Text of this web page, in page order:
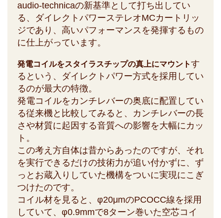
audio-technicaの新基準として打ち出してい
る、ダイレクトパワーステレオMCカートリッ
ジであり、高いパフォーマンスを発揮するもの
に仕上がっています。
発電コイルをスタイラスチップの真上にマウントす
るという、ダイレクトパワー方式を採用してい
るのが最大の特徴。
発電コイルをカンチレバーの奥底に配置してい
る従来機と比較してみると、カンチレバーの長
さや材質に起因する音質への影響を大幅にカッ
ト。
この考え方自体は昔からあったのですが、それ
を実行できるだけの技術力が追い付かずに、ず
っとお蔵入りしていた機構をついに実現にこぎ
つけたのです。
コイル材を見ると、φ20μmのPCOCC線を採用
していて、φ0.9mmで8ターン巻いた空芯コイ